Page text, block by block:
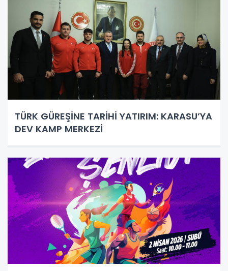
TÜRK GÜREŞİNE TARİHİ YATIRIM: KARASU’YA
DEV KAMP MERKEZİ